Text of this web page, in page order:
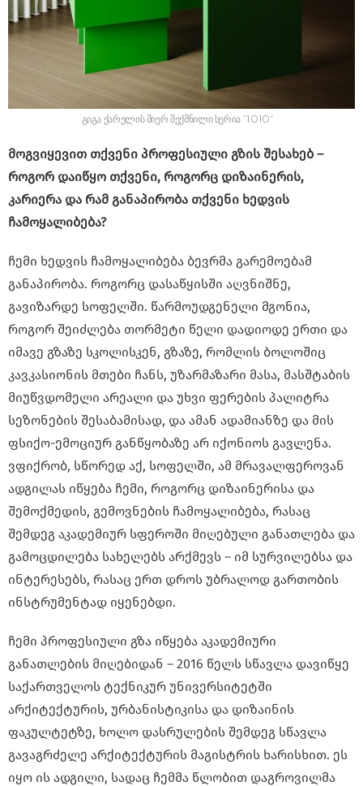
გიგა ქარელის მიერ შექმნილი სერია “1010“
მოგვიყევით თქვენი პროფესიული გზის შესახებ –
როგორ დაიწყო თქვენი, როგორც დიზაინერის,
კარიერა და რამ განაპირობა თქვენი ხედვის
ჩამოყალიბება?
ჩემი ხედვის ჩამოყალიბება ბევრმა გარემოებამ
განაპირობა. როგორც დასაწყისში აღვნიშნე,
გავიზარდე სოფელში. წარმოუდგენელი მგონია,
როგორ შეიძლება თორმეტი წელი დადიოდე ერთი და
იმავე გზაზე სკოლისკენ, გზაზე, რომლის ბოლოშიც
კავკასიონის მთები ჩანს, უზარმაზარი მასა, მასშტაბის
მიუწვდომელი არეალი და უხვი ფერების პალიტრა
სეზონების შესაბამისად, და ამან ადამიანზე და მის
ფსიქო-ემოციურ განწყობაზე არ იქონიოს გავლენა.
ვფიქრობ, სწორედ აქ, სოფელში, ამ მრავალფეროვან
ადგილას იწყება ჩემი, როგორც დიზაინერისა და
შემოქმედის, გემოვნების ჩამოყალიბება, რასაც
შემდეგ აკადემიურ სფეროში მიღებული განათლება და
გამოცდილება სახელებს არქმევს – იმ სურვილებსა და
ინტერესებს, რასაც ერთ დროს უბრალოდ გართობის
ინსტრუმენტად იყენებდი.
ჩემი პროფესიული გზა იწყება აკადემიური
განათლების მიღებიდან – 2016 წელს სწავლა დავიწყე
საქართველოს ტექნიკურ უნივერსიტეტში
არქიტექტურის, ურბანისტიკისა და დიზაინის
ფაკულტეტზე, ხოლო დასრულების შემდეგ სწავლა
გავაგრძელე არქიტექტურის მაგისტრის ხარისხით. ეს
იყო ის ადგილი, სადაც ჩემმა წლობით დაგროვილმა